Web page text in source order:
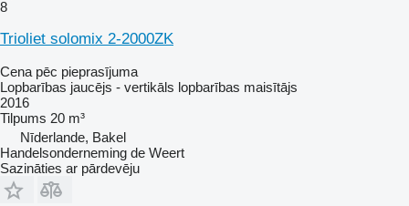
8
Trioliet solomix 2-2000ZK
Cena pēc pieprasījuma
Lopbarības jaucējs - vertikāls lopbarības maisītājs
2016
Tilpums 20 m³
Nīderlande, Bakel
Handelsonderneming de Weert
Sazināties ar pārdevēju